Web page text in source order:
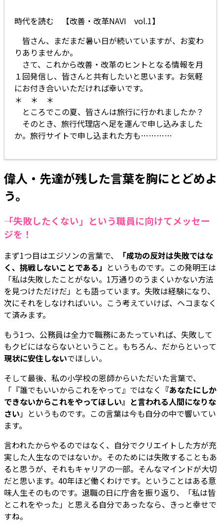
時代を読む 【改善・改革NAVI vol.1】
皆さん、まだまだ暑い日が続いていますが、お変わ
りありませんか。
さて、これから改善・改革のヒントとなる情報を月
１回発信し、皆さんと共有したいと思います。お気軽
にお付き合いいただければ幸いです。
＊ ＊ ＊
ところでこの夏、皆さんは旅行に行かれましたか？
そのとき、旅行代理店へ足を運んで申し込みました
か。旅行サイトで申し込まれた方も…………
偉人・先達が残した言葉を胸にとどめよ
う。
――「失敗したくない」という職員に向けてメッセー
ジを！
まず1つ目はエジソンの言葉で、
「成功の反対は失敗ではな
く、挑戦しないことである」 というものです。この発明王は
「私は失敗したことがない。1万通りのうまくいかない方法
を見つけただけだ」とも語っています。失敗は経験になり、
次にそれをしなければいい。こう考えていけば、ヘコまなく
て済みます。
もう1つ、公務員は全力で職務にあたっていれば、失敗して
もクビにはならないということ。もちろん、だからといって
現状に安住しないでほしい。
そして最後、私の小学校の恩師からいただいた言葉で、
「『誰でもいいからこれをやって』ではなく 『あなたにしか
できないからこれをやってほしい』と言われる人間になりな
さい」というものです。この言葉は今も自分の中で響いてい
ます。
言われたからやるのではなく、自分でクリエイトした方が充
実した人生なのではないか。そのためには失敗することもあ
ると思うが、それもキャリアの一部。そんなマインドが大切
だと思います。40年ほど働くわけです。ということはある意
味人生そのものです。退職の日に庁舎を振り返り、「私は皆
とこれをやった」と思える自分であったなら、きっと幸せで
すね。